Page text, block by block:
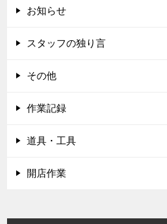
お知らせ
スタッフの独り言
その他
作業記録
道具・工具
開店作業